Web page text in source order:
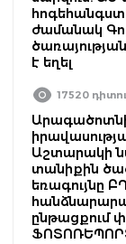
ժամանակ
է եղել
17520
Աշտարակի
տանիքին
եռագույնը
ընթացքում